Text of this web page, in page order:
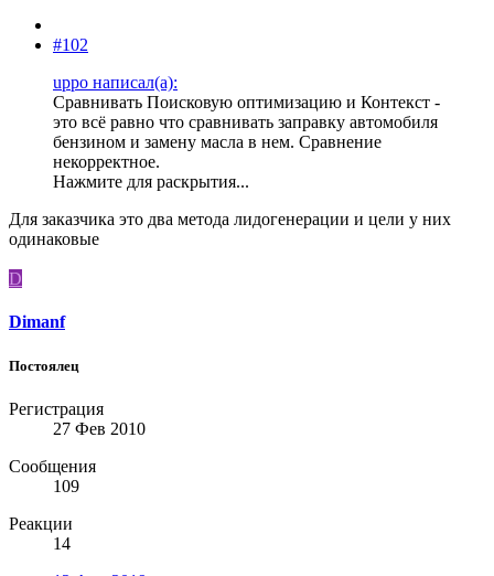
#102
uppo написал(а):
Сравнивать Поисковую оптимизацию и Контекст -
это всё равно что сравнивать заправку автомобиля
бензином и замену масла в нем. Сравнение
некорректное.
Нажмите для раскрытия...
Для заказчика это два метода лидогенерации и цели у них
одинаковые
D
Dimanf
Постоялец
Регистрация
27 Фев 2010
Сообщения
109
Реакции
14